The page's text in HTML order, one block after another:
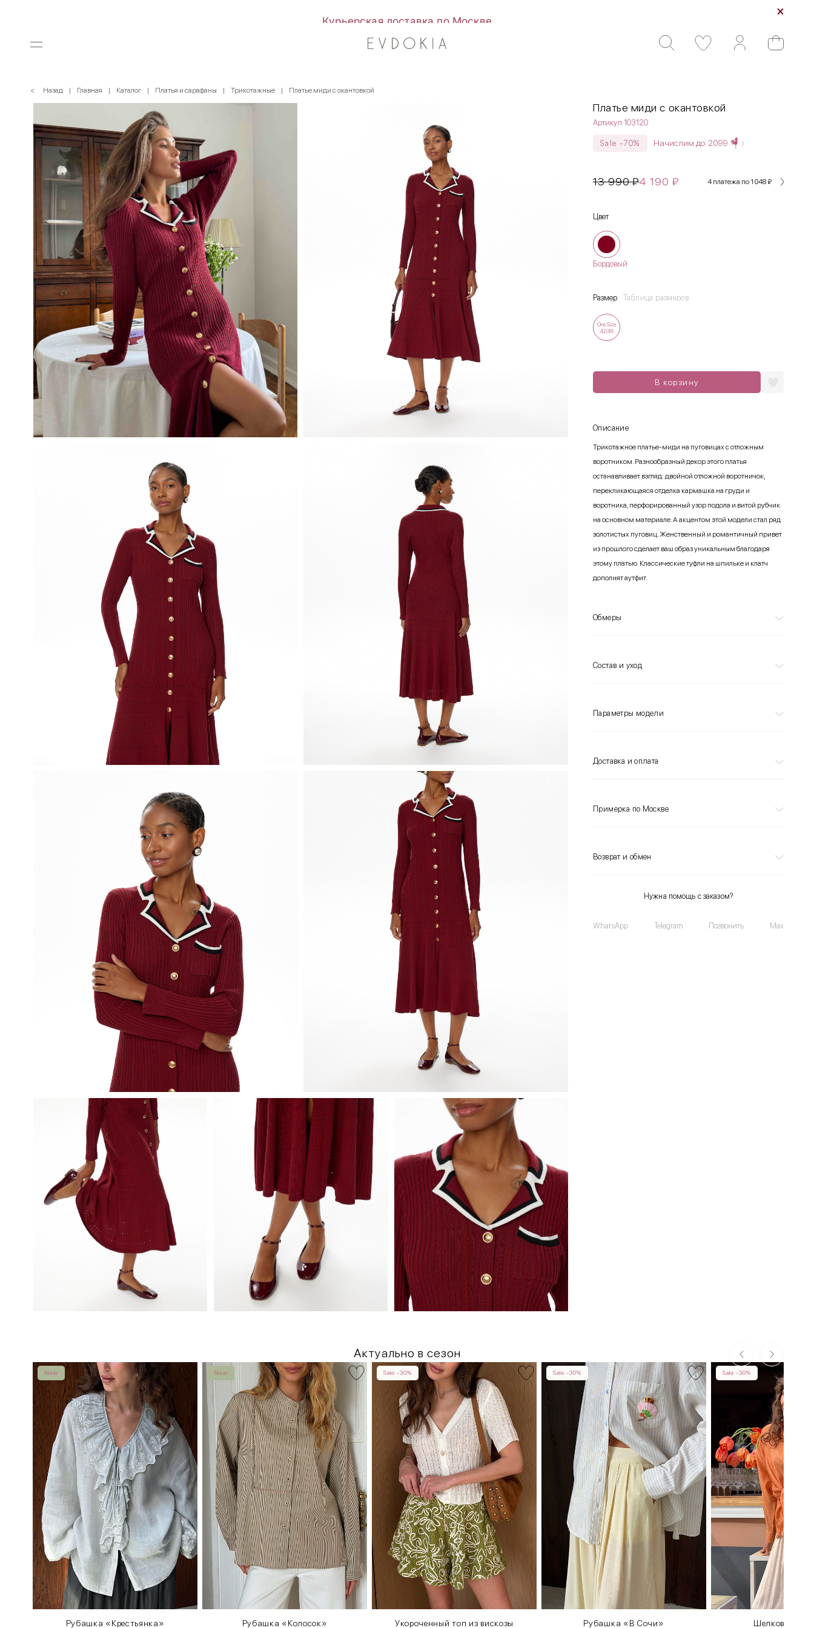
< Назад Главная Каталог Платья и сарафаны Трикотажные Платье миди с окантовкой
Платье миди с окантовкой
Артикул 103120
Sale -70% Начислим до 2099
13 990₽4 190 ₽ 4 платежа по 1 048 ₽
Цвет
Бордовый
Размер Таблица размеров
One Size
42/46
В корзину
Описание
Трикотажное платье-миди на пуговицах с отложным
воротником. Разнообразный декор этого платья
останавливает взгляд: двойной отложной воротничок,
перекликающаяся отделка кармашка на груди и
воротника, перфорированный узор подола и витой рубчик
на основном материале. А акцентом этой модели стал ряд
золотистых пуговиц. Женственный и романтичный привет
из прошлого сделает ваш образ уникальным благодаря
этому платью. Классические туфли на шпильке и клатч
дополнят аутфит.
Обмеры
Состав и уход
Параметры модели
Доставка и оплата
Примерка по Москве
Возврат и обмен
Нужна помощь с заказом?
WhatsApp Telegram Позвонить Max
Актуально в сезон
New
Рубашка «Крестьянка»
New
Рубашка «Колосок»
Sale -30%
Укороченный топ из вискозы
Sale -30%
Рубашка «В Сочи»
Sale -30%
Шелковая